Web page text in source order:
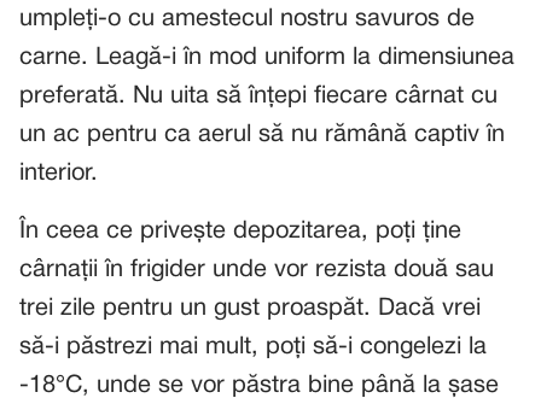
umpleți-o cu amestecul nostru savuros de
carne. Leagă-i în mod uniform la dimensiunea
preferată. Nu uita să înțepi fiecare cârnat cu
un ac pentru ca aerul să nu rămână captiv în
interior.
În ceea ce privește depozitarea, poți ține
cârnații în frigider unde vor rezista două sau
trei zile pentru un gust proaspăt. Dacă vrei
să-i păstrezi mai mult, poți să-i congelezi la
-18°C, unde se vor păstra bine până la șase